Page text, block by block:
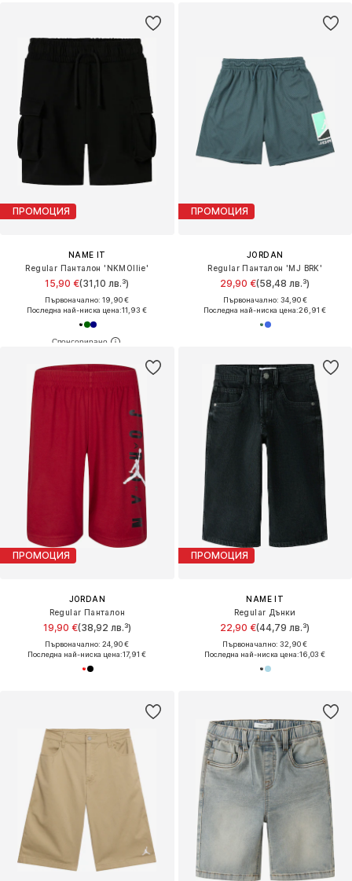
ПРОМОЦИЯ
NAME IT
Regular Панталон 'NKMOllie'
15,90 €(31,10 лв.³)
Първоначално: 19,90 €
Последна най-ниска цена:11,93 €
ПРОМОЦИЯ
JORDAN
Regular Панталон 'MJ BRK'
29,90 €(58,48 лв.³)
Първоначално: 34,90 €
Последна най-ниска цена:26,91 €
ПРОМОЦИЯ
JORDAN
Regular Панталон
19,90 €(38,92 лв.³)
Първоначално: 24,90 €
Последна най-ниска цена:17,91 €
ПРОМОЦИЯ
NAME IT
Regular Дънки
22,90 €(44,79 лв.³)
Първоначално: 32,90 €
Последна най-ниска цена:16,03 €